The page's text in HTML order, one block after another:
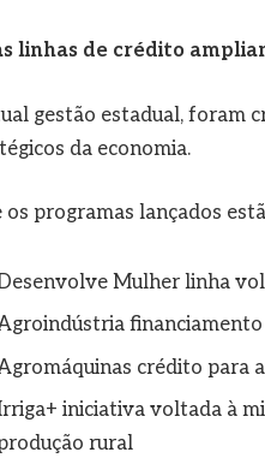
linhas de crédito
gestão estadual, foram
da economia.
os programas lançados
Mulher linha
crédito para
iniciativa voltada à
rural